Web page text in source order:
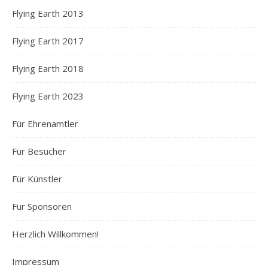
Flying Earth 2013
Flying Earth 2017
Flying Earth 2018
Flying Earth 2023
Für Ehrenamtler
Für Besucher
Für Künstler
Für Sponsoren
Herzlich Willkommen!
Impressum